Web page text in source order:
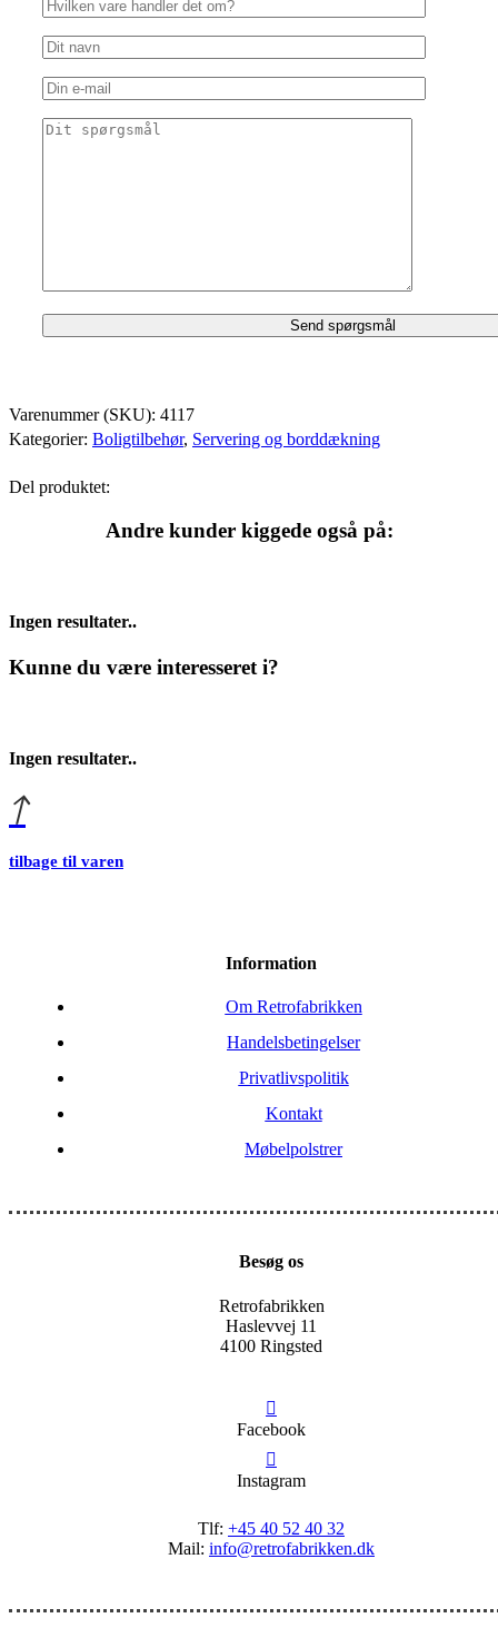
Varenummer (SKU): 4117
Kategorier: Boligtilbehør, Servering og borddækning
Del produktet:
Andre kunder kiggede også på:
Ingen resultater..
Kunne du være interesseret i?
Ingen resultater..
tilbage til varen
Information
Om Retrofabrikken
Handelsbetingelser
Privatlivspolitik
Kontakt
Møbelpolstrer
Besøg os
Retrofabrikken
Haslevvej 11
4100 Ringsted
Facebook
Instagram
Tlf: +45 40 52 40 32
Mail: info@retrofabrikken.dk